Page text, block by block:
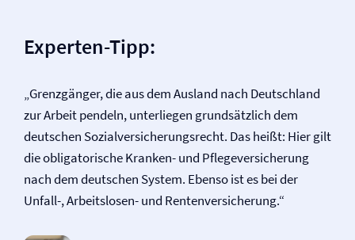
Experten-Tipp:
„Grenzgänger, die aus dem Ausland nach Deutschland
zur Arbeit pendeln, unterliegen grundsätzlich dem
deutschen Sozial­versicherungsrecht. Das heißt: Hier gilt
die obligatorische Kranken- und Pflege­versicherung
nach dem deutschen System. Ebenso ist es bei der
Unfall-, Arbeitslosen- und Renten­versicherung.“